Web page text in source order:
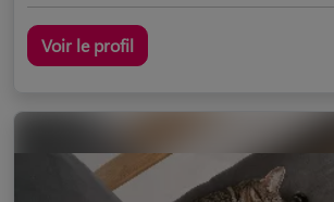
Voir le profil